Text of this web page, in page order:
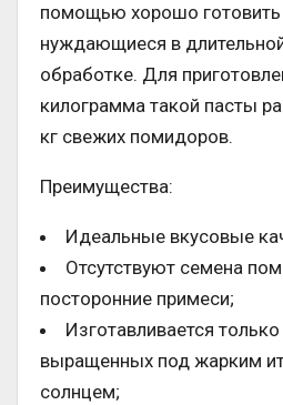
помощью хорошо
нуждающиеся в
обработке. Для
килограмма такой пасты
кг свежих помидоров.
Преимущества:
Идеальные вкусовые
Отсутствуют семена
посторонние примеси;
Изготавливается
выращенных под жарким
солнцем;